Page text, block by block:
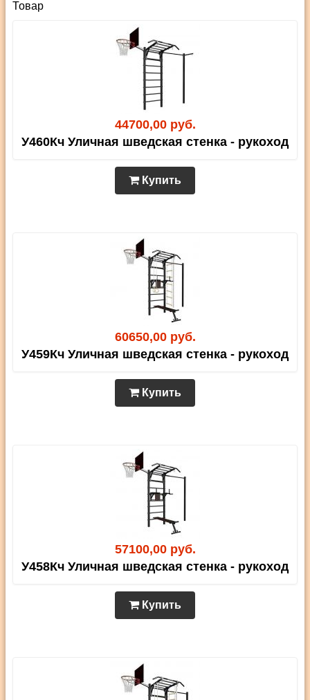
Товар
44700,00 руб.
У460Кч Уличная шведская стенка - рукоход
Купить
60650,00 руб.
У459Кч Уличная шведская стенка - рукоход
Купить
57100,00 руб.
У458Кч Уличная шведская стенка - рукоход
Купить